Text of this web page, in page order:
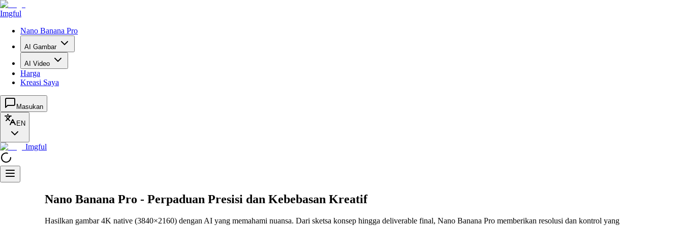
Imgful
Nano Banana Pro
AI Gambar
AI Video
Harga
Kreasi Saya
Masukan
EN
Imgful
Nano Banana Pro - Perpaduan Presisi dan Kebebasan Kreatif
Hasilkan gambar 4K native (3840×2160) dengan AI yang memahami nuansa. Dari sketsa konsep hingga deliverable final, Nano Banana Pro memberikan resolusi dan kontrol yang